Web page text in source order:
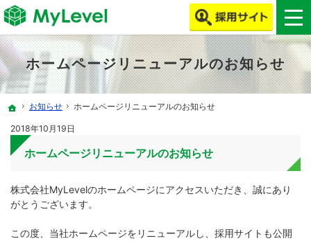
ホームページリニューアルのお知らせ
MyLevelで、ITエンジニア・クリエイターの働き方改革をしよう！
MyLevelは、ITエンジニア・クリエイターの人材不足やミスマッチを解消します！
ホーム
お知らせ ホームページリニューアルのお知らせ
2018年10月19日
ホームページリニューアルのお知らせ
株式会社MyLevelのホームページにアクセスいただき、誠にあり
がとうございます。
この度、当社ホームページをリニューアルし、採用サイトも公開